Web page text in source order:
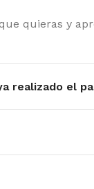
quieras y
realizado el